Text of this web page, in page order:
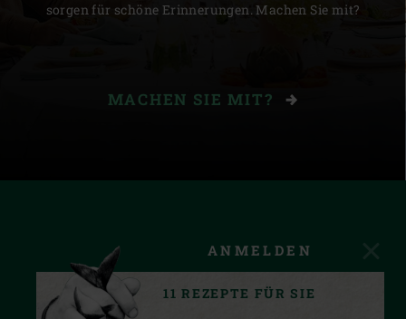
sorgen für schöne Erinnerungen. Machen Sie mit?
MACHEN SIE MIT?
ANMELDEN
11 REZEPTE FÜR SIE